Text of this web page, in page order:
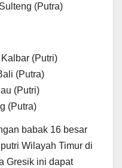
(Putra)
(Putri)
(Putra)
(Putri)
(Putra)
babak 16 besar
Wilayah Timur di
Gresik ini dapat